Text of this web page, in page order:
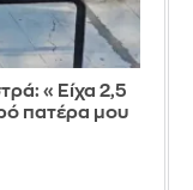
«Είχα 2,5
πατέρα μου